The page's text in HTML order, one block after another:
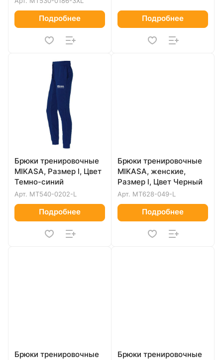
Подробнее Подробнее
Брюки тренировочные
MIKASA, Размер l, Цвет
Темно-синий
Арт. MT540-0202-L
Подробнее
Брюки тренировочные
MIKASA, женские,
Размер l, Цвет Черный
Арт. MT628-049-L
Подробнее
Брюки тренировочные
Брюки тренировочные